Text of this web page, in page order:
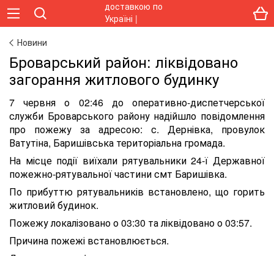
Новини
Броварський район: ліквідовано
загорання житлового будинку
7 червня о 02:46 до оперативно-диспетчерської
служби Броварського району надійшло повідомлення
про пожежу за адресою: с. Дернівка, провулок
Ватутіна, Баришівська територіальна громада.
На місце події виїхали рятувальники 24-ї Державної
пожежно-рятувальної частини смт Баришівка.
По прибуттю рятувальників встановлено, що горить
житловий будинок.
Пожежу локалізовано о 03:30 та ліквідовано о 03:57.
Причина пожежі встановлюється.